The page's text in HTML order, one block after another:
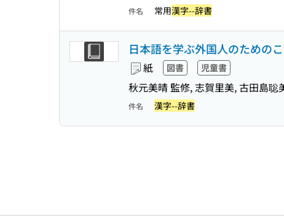
件名 常用漢字--辞書
日本語を学ぶ外国人のための
紙 図書 児童書
秋元美晴 監修, 志賀里美, 古田島聡
件名 漢字--辞書